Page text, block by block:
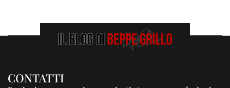
CONTATTI